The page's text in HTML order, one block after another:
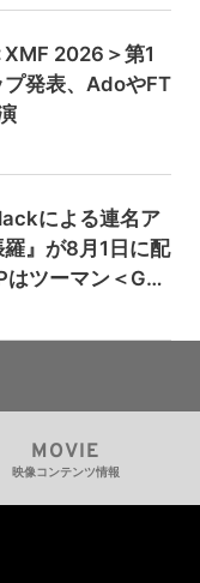
XMF 2026＞第1
発表、AdoやFT
による連名ア
』が8月1日に配
ツーマン＜Gai
MOVIE
映像コンテンツ情報